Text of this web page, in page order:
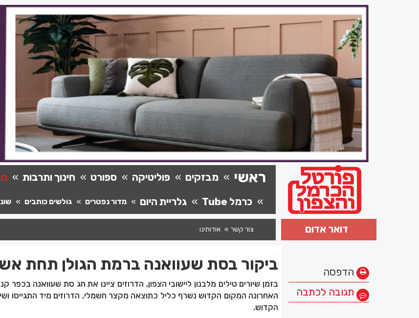
ראשי מבזקים פוליטיקה ספורט חינוך ותרבות
כרמל Tube
גלריית היום מדור נפטרים גולשים כותבים
צור קשר אודותינו דואר אדום
הדפסה
תגובה לכתבה
ביקור בסת שעוואנה ברמת הגולן תחת אש
בזמן שיורים טילים מלבנון ליישובי הצפון, הדרוזים ציינו את חג סת שעוואנה בכפר
האחרונה המקום הקדוש נשרף כליל כתוצאה מקצר חשמלי, הדרוזים מיד התגייסו
הקדוש.